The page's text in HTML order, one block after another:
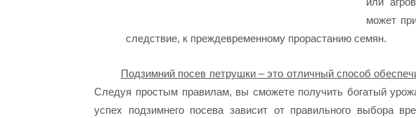
может
следствие, к преждевременному прорастанию семян.
Подзимний посев петрушки – это отличный способ
Следуя простым правилам, вы сможете получить богатый
успех подзимнего посева зависит от правильного выбора